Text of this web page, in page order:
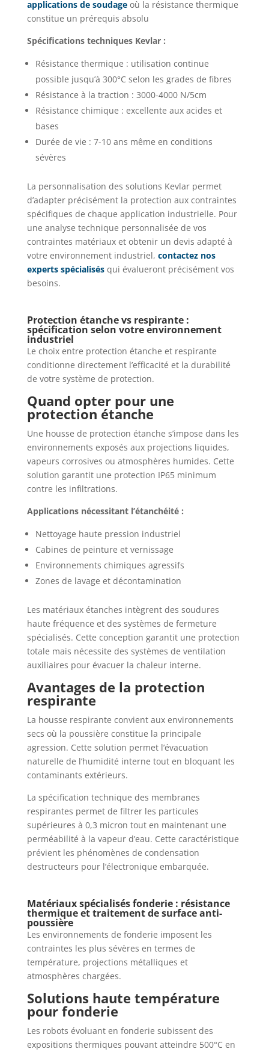
applications de soudageoù la résistance thermique
constitue un prérequis absolu
Spécifications techniques Kevlar :
Résistance thermique : utilisation continue
possible jusqu’à 300°C selon les grades de fibres
Résistance à la traction : 3000-4000 N/5cm
Résistance chimique : excellente aux acides et
bases
Durée de vie : 7-10 ans même en conditions
sévères
La personnalisation des solutions Kevlar permet
d’adapter précisément la protection aux contraintes
spécifiques de chaque application industrielle. Pour
une analyse technique personnalisée de vos
contraintes matériaux et obtenir un devis adapté à
votre environnement industriel, contactez nos
experts spécialisésqui évalueront précisément vos
besoins.
Protection étanche vs respirante :
spécification selon votre environnement
industriel
Le choix entre protection étanche et respirante
conditionne directement l’efficacité et la durabilité
de votre système de protection.
Quand opter pour une
protection étanche
Une housse de protection étanche s’impose dans les
environnements exposés aux projections liquides,
vapeurs corrosives ou atmosphères humides. Cette
solution garantit une protection IP65 minimum
contre les infiltrations.
Applications nécessitant l’étanchéité :
Nettoyage haute pression industriel
Cabines de peinture et vernissage
Environnements chimiques agressifs
Zones de lavage et décontamination
Les matériaux étanches intègrent des soudures
haute fréquence et des systèmes de fermeture
spécialisés. Cette conception garantit une protection
totale mais nécessite des systèmes de ventilation
auxiliaires pour évacuer la chaleur interne.
Avantages de la protection
respirante
La housse respirante convient aux environnements
secs où la poussière constitue la principale
agression. Cette solution permet l’évacuation
naturelle de l’humidité interne tout en bloquant les
contaminants extérieurs.
La spécification technique des membranes
respirantes permet de filtrer les particules
supérieures à 0,3 micron tout en maintenant une
perméabilité à la vapeur d’eau. Cette caractéristique
prévient les phénomènes de condensation
destructeurs pour l’électronique embarquée.
Matériaux spécialisés fonderie : résistance
thermique et traitement de surface anti-
poussière
Les environnements de fonderie imposent les
contraintes les plus sévères en termes de
température, projections métalliques et
atmosphères chargées.
Solutions haute température
pour fonderie
Les robots évoluant en fonderie subissent des
expositions thermiques pouvant atteindre 500°C en